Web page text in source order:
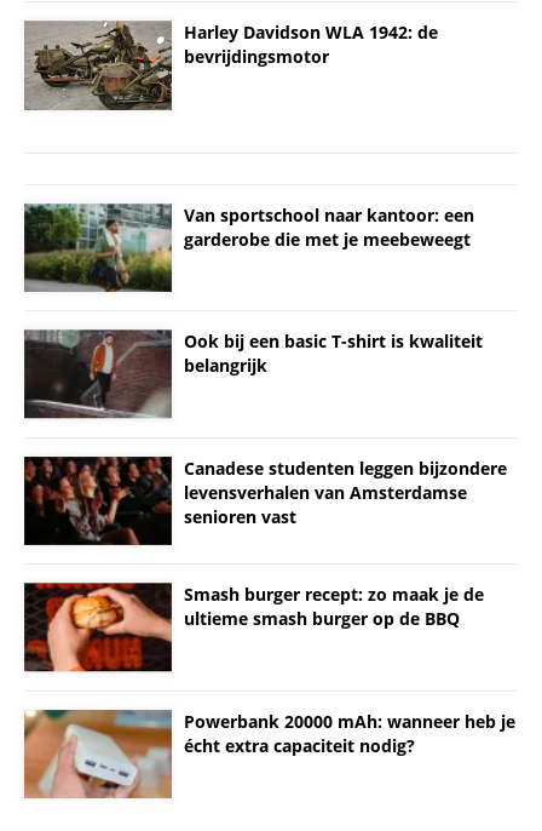
Harley Davidson WLA 1942: de
bevrijdingsmotor
Van sportschool naar kantoor: een
garderobe die met je meebeweegt
Ook bij een basic T-shirt is kwaliteit
belangrijk
Canadese studenten leggen bijzondere
levensverhalen van Amsterdamse
senioren vast
Smash burger recept: zo maak je de
ultieme smash burger op de BBQ
Powerbank 20000 mAh: wanneer heb je
écht extra capaciteit nodig?